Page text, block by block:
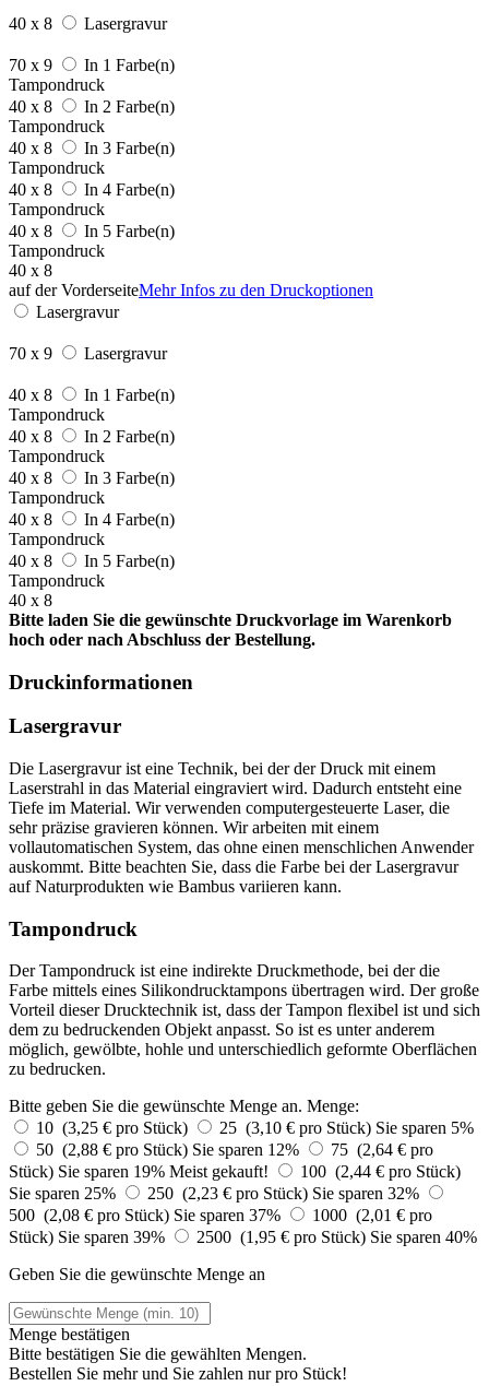
40 x 8 Lasergravur
70 x 9
In 1 Farbe(n)
Tampondruck
40 x 8
In 2 Farbe(n)
Tampondruck
40 x 8
In 3 Farbe(n)
Tampondruck
40 x 8
In 4 Farbe(n)
Tampondruck
40 x 8
In 5 Farbe(n)
Tampondruck
40 x 8
auf der VorderseiteMehr Infos zu den Druckoptionen
Lasergravur
70 x 9 Lasergravur
40 x 8
In 1 Farbe(n)
Tampondruck
40 x 8
In 2 Farbe(n)
Tampondruck
40 x 8
In 3 Farbe(n)
Tampondruck
40 x 8
In 4 Farbe(n)
Tampondruck
40 x 8
In 5 Farbe(n)
Tampondruck
40 x 8
Bitte laden Sie die gewünschte Druckvorlage im Warenkorb
hoch oder nach Abschluss der Bestellung.
Druckinformationen
Lasergravur
Die Lasergravur ist eine Technik, bei der der Druck mit einem
Laserstrahl in das Material eingraviert wird. Dadurch entsteht eine
Tiefe im Material. Wir verwenden computergesteuerte Laser, die
sehr präzise gravieren können. Wir arbeiten mit einem
vollautomatischen System, das ohne einen menschlichen Anwender
auskommt. Bitte beachten Sie, dass die Farbe bei der Lasergravur
auf Naturprodukten wie Bambus variieren kann.
Tampondruck
Der Tampondruck ist eine indirekte Druckmethode, bei der die
Farbe mittels eines Silikondrucktampons übertragen wird. Der große
Vorteil dieser Drucktechnik ist, dass der Tampon flexibel ist und sich
dem zu bedruckenden Objekt anpasst. So ist es unter anderem
möglich, gewölbte, hohle und unterschiedlich geformte Oberflächen
zu bedrucken.
Bitte geben Sie die gewünschte Menge an. Menge:
10 (3,25 € pro Stück)
25 (3,10 € pro Stück) Sie sparen 5%
50 (2,88 € pro Stück) Sie sparen 12%
75 (2,64 € pro
Stück) Sie sparen 19% Meist gekauft!
100 (2,44 € pro Stück)
Sie sparen 25%
250 (2,23 € pro Stück) Sie sparen 32%
500 (2,08 € pro Stück) Sie sparen 37%
1000 (2,01 € pro
Stück) Sie sparen 39% 2500 (1,95 € pro Stück) Sie sparen 40%
Geben Sie die gewünschte Menge an
Menge bestätigen
Bitte bestätigen Sie die gewählten Mengen.
Bestellen Sie mehr und Sie zahlen nurpro Stück!